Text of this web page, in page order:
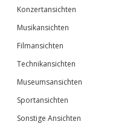
Konzertansichten
Musikansichten
Filmansichten
Technikansichten
Museumsansichten
Sportansichten
Sonstige Ansichten